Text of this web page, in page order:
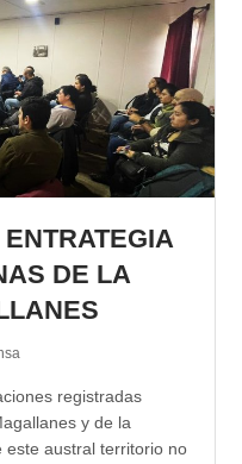
DE LA
registradas
y de la
este austral territorio no